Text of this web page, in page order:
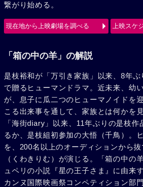
繋がり始める。
現在地から上映劇場を調べる 上映スケ
「箱の中の羊」の解説
是枝裕和が「万引き家族」以来、8年
で贈るヒューマンドラマ。近未来、幼
が、息子に瓜二つのヒューマノイドを
こる出来事を通して、家族とは何かを
「海街diary」以来、11年ぶりの是枝作
るか、是枝組初参加の大悟（千鳥）。
を、200名以上のオーディションから
（くわきりむ）が演じる。「箱の中の
ュペリの小説『星の王子さま』に由来
カンヌ国際映画祭コンペティション部門